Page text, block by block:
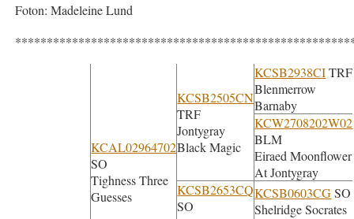
Foton: Madeleine Lund
KCAL02964702
SO
Tighness Three
Guesses
KCSB2505CN
TRF
Jontygray
Black Magic
KCSB2938CITRF
Blenmerrow
Barnaby
KCW2708202W02
BLM
Eiraed Moonflower
At Jontygray
KCSB2653CQ
SO
KCSB0603CGSO
Shelridge Socrates